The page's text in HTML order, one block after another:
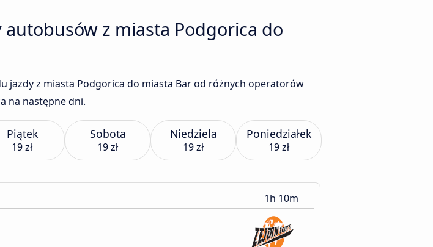
autobusów z miasta Podgorica do
jazdy z miasta Podgorica do miasta Bar od różnych operatorów
na następne dni.
Piątek
19 zł
Sobota
19 zł
Niedziela
19 zł
Poniedziałek
19 zł
1h 10m